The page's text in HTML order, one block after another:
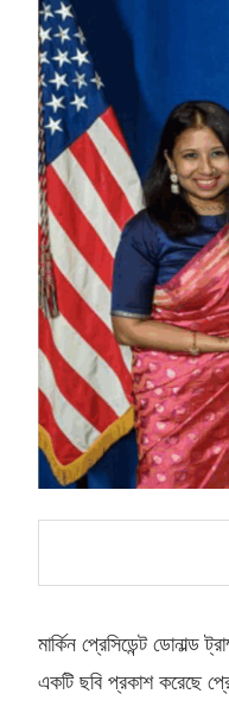
মার্কিন প্রেসিডেন্ট ডোনাল্ড
একটি ছবি প্রকাশ করেছে